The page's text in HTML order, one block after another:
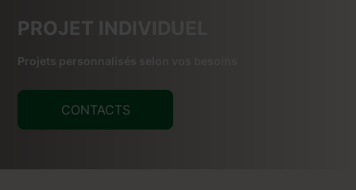
PROJET INDIVIDUEL
Projets personnalisés selon vos besoins
CONTACTS